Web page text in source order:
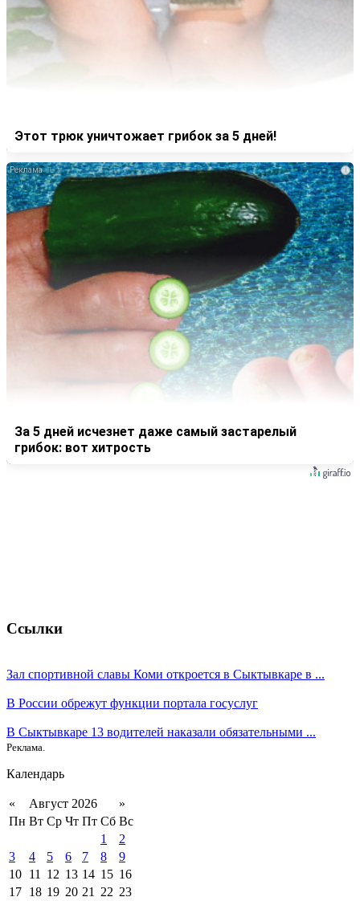
Этот трюк уничтожает грибок за 5 дней!
i
За 5 дней исчезнет даже самый застарелый
грибок: вот хитрость
Ссылки
Зал спортивной славы Коми откроется в Сыктывкаре в ...
В России обрежут функции портала госуслуг
В Сыктывкаре 13 водителей наказали обязательными ...
Реклама.
Календарь
« Август 2026
»
Пн Вт Ср Чт Пт Сб Вс
1
2
3
4 5 6 7 8
9
10 11 12 13 14 15 16
17 18 19 20 21 22 23